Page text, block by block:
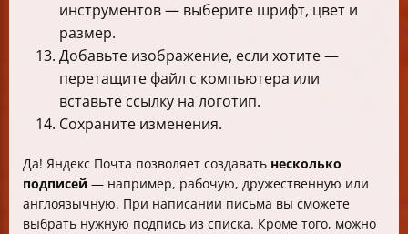
инструментов — выберите шрифт, цвет и
размер.
Добавьте изображение, если хотите —
перетащите файл с компьютера или
вставьте ссылку на логотип.
Сохраните изменения.
Да! Яндекс Почта позволяет создавать несколько
подписей — например, рабочую, дружественную или
англоязычную. При написании письма вы сможете
выбрать нужную подпись из списка. Кроме того, можно